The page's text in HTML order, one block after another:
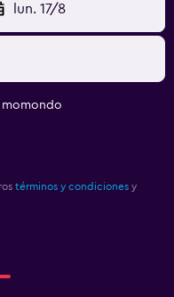
lun. 17/8
momondo
términos y condiciones y